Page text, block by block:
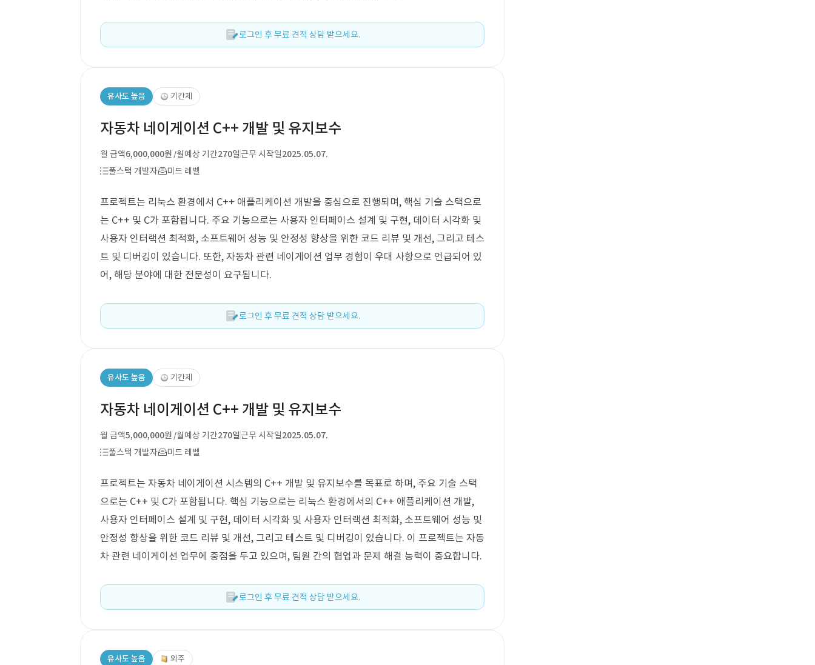
로그인 후 무료 견적 상담 받으세요.
유사도 높음 기간제
자동차 네이게이션 C++ 개발 및 유지보수
월 금액6,000,000원 /월예상 기간270일근무 시작일2025.05.07.
풀스택 개발자
미드 레벨
프로젝트는 리눅스 환경에서 C++ 애플리케이션 개발을 중심으로 진행되며, 핵심 기술 스택으로
는 C++ 및 C가 포함됩니다. 주요 기능으로는 사용자 인터페이스 설계 및 구현, 데이터 시각화 및
사용자 인터랙션 최적화, 소프트웨어 성능 및 안정성 향상을 위한 코드 리뷰 및 개선, 그리고 테스
트 및 디버깅이 있습니다. 또한, 자동차 관련 네이게이션 업무 경험이 우대 사항으로 언급되어 있
어, 해당 분야에 대한 전문성이 요구됩니다.
로그인 후 무료 견적 상담 받으세요.
유사도 높음 기간제
자동차 네이게이션 C++ 개발 및 유지보수
월 금액5,000,000원 /월예상 기간270일근무 시작일2025.05.07.
풀스택 개발자
미드 레벨
프로젝트는 자동차 네이게이션 시스템의 C++ 개발 및 유지보수를 목표로 하며, 주요 기술 스택
으로는 C++ 및 C가 포함됩니다. 핵심 기능으로는 리눅스 환경에서의 C++ 애플리케이션 개발,
사용자 인터페이스 설계 및 구현, 데이터 시각화 및 사용자 인터랙션 최적화, 소프트웨어 성능 및
안정성 향상을 위한 코드 리뷰 및 개선, 그리고 테스트 및 디버깅이 있습니다. 이 프로젝트는 자동
차 관련 네이게이션 업무에 중점을 두고 있으며, 팀원 간의 협업과 문제 해결 능력이 중요합니다.
로그인 후 무료 견적 상담 받으세요.
유사도 높음 외주